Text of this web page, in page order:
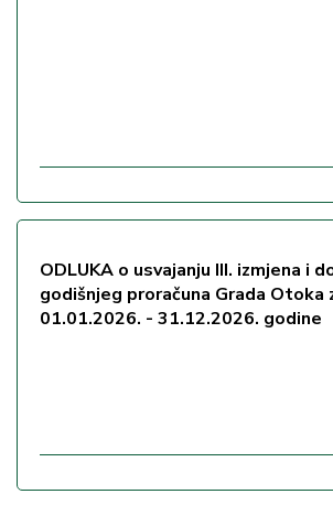
ODLUKA o usvajanju III. izmjena i
godišnjeg proračuna Grada Otoka
01.01.2026. - 31.12.2026. godine